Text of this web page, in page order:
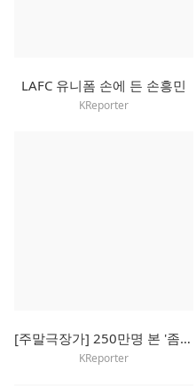
LAFC 유니폼 손에 든 손흥민
KReporter
[주말극장가] 250만명 본 '좀비딸', 주말에도 흥행 독주 예고
KReporter